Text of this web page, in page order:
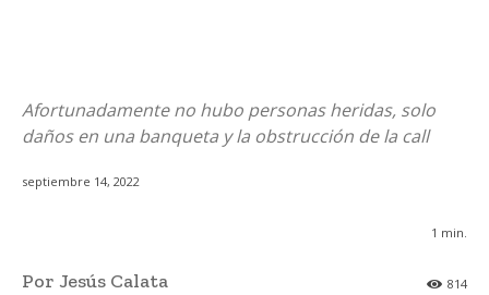
Afortunadamente no hubo personas heridas, solo
daños en una banqueta y la obstrucción de la call
septiembre 14, 2022
1 min.
814
Por Jesús Calata